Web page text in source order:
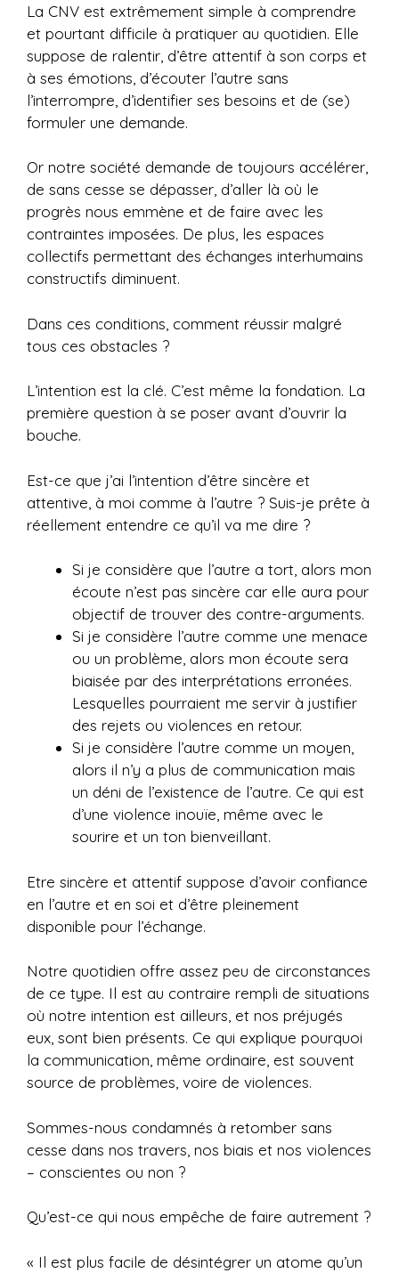
La CNV est extrêmement simple à comprendre
et pourtant difficile à pratiquer au quotidien. Elle
suppose de ralentir, d’être attentif à son corps et
à ses émotions, d’écouter l’autre sans
l’interrompre, d’identifier ses besoins et de (se)
formuler une demande.
Or notre société demande de toujours accélérer,
de sans cesse se dépasser, d’aller là où le
progrès nous emmène et de faire avec les
contraintes imposées. De plus, les espaces
collectifs permettant des échanges interhumains
constructifs diminuent.
Dans ces conditions, comment réussir malgré
tous ces obstacles ?
L’intention est la clé. C’est même la fondation. La
première question à se poser avant d’ouvrir la
bouche.
Est-ce que j’ai l’intention d’être sincère et
attentive, à moi comme à l’autre ? Suis-je prête à
réellement entendre ce qu’il va me dire ?
Si je considère que l’autre a tort, alors mon
écoute n’est pas sincère car elle aura pour
objectif de trouver des contre-arguments.
Si je considère l’autre comme une menace
ou un problème, alors mon écoute sera
biaisée par des interprétations erronées.
Lesquelles pourraient me servir à justifier
des rejets ou violences en retour.
Si je considère l’autre comme un moyen,
alors il n’y a plus de communication mais
un déni de l’existence de l’autre. Ce qui est
d’une violence inouïe, même avec le
sourire et un ton bienveillant.
Etre sincère et attentif suppose d’avoir confiance
en l’autre et en soi et d’être pleinement
disponible pour l’échange.
Notre quotidien offre assez peu de circonstances
de ce type. Il est au contraire rempli de situations
où notre intention est ailleurs, et nos préjugés
eux, sont bien présents. Ce qui explique pourquoi
la communication, même ordinaire, est souvent
source de problèmes, voire de violences.
Sommes-nous condamnés à retomber sans
cesse dans nos travers, nos biais et nos violences
– conscientes ou non ?
Qu’est-ce qui nous empêche de faire autrement ?
« Il est plus facile de désintégrer un atome qu’un